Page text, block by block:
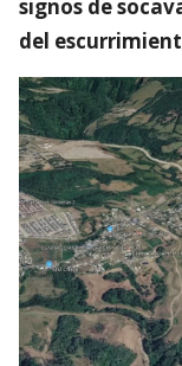
signos de
del